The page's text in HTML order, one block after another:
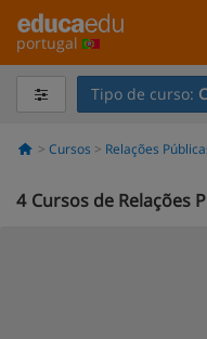
portugal
Tipo de curso:
Cursos Relações
4 Cursos de Relações